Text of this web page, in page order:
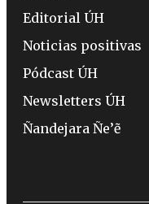
Editorial ÚH
Noticias positivas
Pódcast ÚH
Newsletters ÚH
Ñandejara Ñe’ẽ